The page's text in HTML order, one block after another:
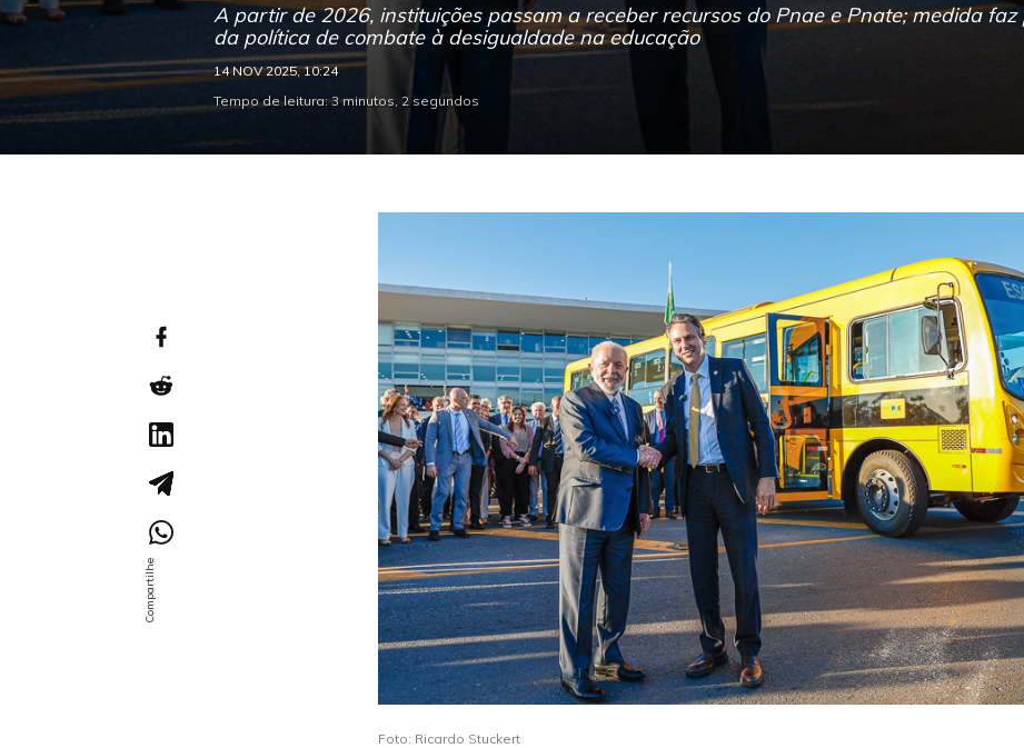
A partir de 2026, instituições passam a receber recursos do Pnae e Pnate; medida
da política de combate à desigualdade na educação
14 NOV 2025, 10:24
Tempo de leitura: 3 minutos, 2 segundos
Foto: Ricardo Stuckert